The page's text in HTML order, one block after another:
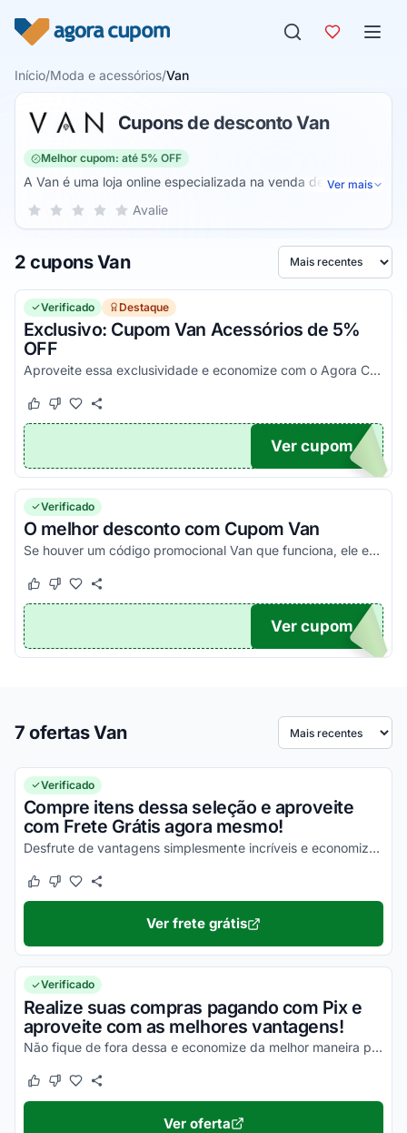
Início/Moda e acessórios/Van
Cupons de desconto Van
Melhor cupom: até 5% OFF
A Van é uma loja online especializada na venda de
semijoias. Assim, você pode encontrar diversos tipos de
Ver mais
Sua nota para Van, de 1 a 5 estrelas
5 estrelas
4 estrelas
3 estrelas
2 estrelas
1 estrela Avalie
2 cupons Van Ordenar por
Verificado Destaque
Exclusivo: Cupom Van Acessórios de 5%
OFF
Aproveite essa exclusividade e economize com o Agora Cupom.
Este cupom funcionou
Este cupom não funcionou
UPOM
Ver cupom
Verificado
O melhor desconto com Cupom Van
Se houver um código promocional Van que funciona, ele estará aqui na nossa página. Pegue o voucher e confira agora!
Este cupom funcionou
Este cupom não funcionou
TICO
Ver cupom
7 ofertas Van Ordenar por
Verificado
Compre itens dessa seleção e aproveite
com Frete Grátis agora mesmo!
Desfrute de vantagens simplesmente incríveis e economize da melhor maneira possível!
Este cupom funcionou
Este cupom não funcionou
Ver frete grátis
Verificado
Realize suas compras pagando com Pix e
aproveite com as melhores vantagens!
Não fique de fora dessa e economize da melhor maneira possível!
Este cupom funcionou
Este cupom não funcionou
Ver oferta